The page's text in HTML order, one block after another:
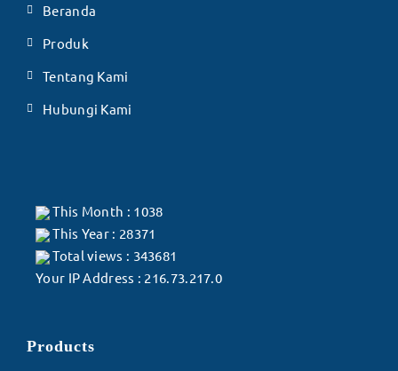
Beranda
Produk
Tentang Kami
Hubungi Kami
This Month : 1038
This Year : 28371
Total views : 343681
Your IP Address : 216.73.217.0
Products